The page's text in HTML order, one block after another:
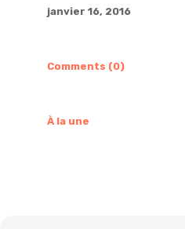
janvier 16, 2016
Comments (0)
À la une